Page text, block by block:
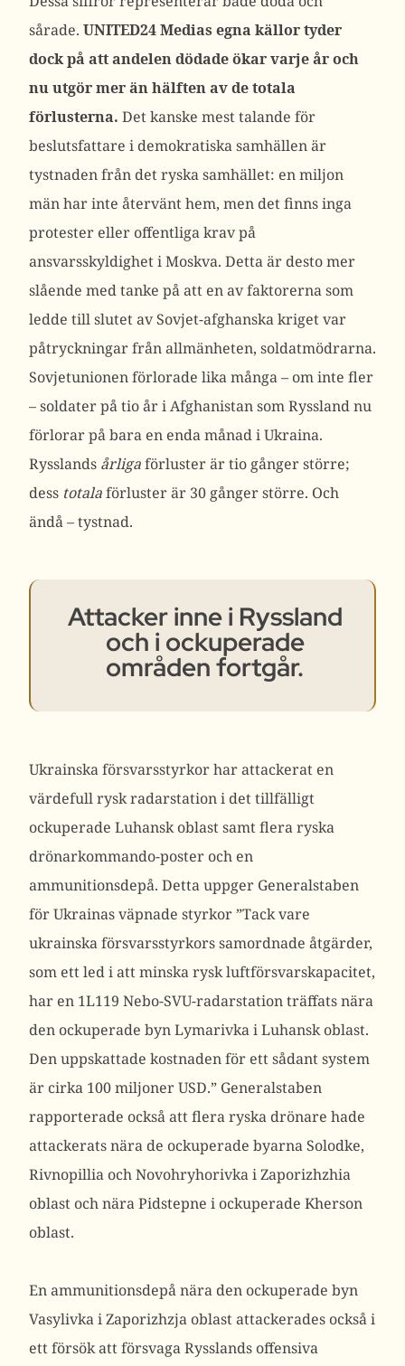
sårade. UNITED24 Medias egna källor tyder
dock på att andelen dödade ökar varje år och
nu utgör mer än hälften av de totala
förlusterna. Det kanske mest talande för
beslutsfattare i demokratiska samhällen är
tystnaden från det ryska samhället: en miljon
män har inte återvänt hem, men det finns inga
protester eller offentliga krav på
ansvarsskyldighet i Moskva. Detta är desto mer
slående med tanke på att en av faktorerna som
ledde till slutet av Sovjet-afghanska kriget var
påtryckningar från allmänheten, soldatmödrarna.
Sovjetunionen förlorade lika många – om inte fler
– soldater på tio år i Afghanistan som Ryssland nu
förlorar på bara en enda månad i Ukraina.
Rysslands årligaförluster är tio gånger större;
dess totalaförluster är 30 gånger större. Och
ändå – tystnad.
Attacker inne i Ryssland
och i ockuperade
områden fortgår.
Ukrainska försvarsstyrkor har attackerat en
värdefull rysk radarstation i det tillfälligt
ockuperade Luhansk oblast samt flera ryska
drönarkommando-poster och en
ammunitionsdepå. Detta uppger Generalstaben
för Ukrainas väpnade styrkor”Tack vare
ukrainska försvarsstyrkors samordnade åtgärder,
som ett led i att minska rysk luftförsvarskapacitet,
har en 1L119 Nebo-SVU-radarstation träffats nära
den ockuperade byn Lymarivka i Luhansk oblast.
Den uppskattade kostnaden för ett sådant system
är cirka 100 miljoner USD.” Generalstaben
rapporterade också att flera ryska drönare hade
attackerats nära de ockuperade byarna Solodke,
Rivnopillia och Novohryhorivka i Zaporizhzhia
oblast och nära Pidstepne i ockuperade Kherson
oblast.
En ammunitionsdepå nära den ockuperade byn
Vasylivka i Zaporizhzja oblast attackerades också i
ett försök att försvaga Rysslands offensiva